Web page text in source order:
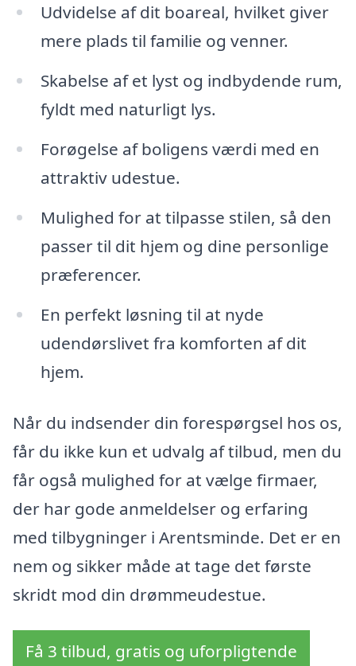
Udvidelse af dit boareal, hvilket giver
mere plads til familie og venner.
Skabelse af et lyst og indbydende rum,
fyldt med naturligt lys.
Forøgelse af boligens værdi med en
attraktiv udestue.
Mulighed for at tilpasse stilen, så den
passer til dit hjem og dine personlige
præferencer.
En perfekt løsning til at nyde
udendørslivet fra komforten af dit
hjem.
Når du indsender din forespørgsel hos os,
får du ikke kun et udvalg af tilbud, men du
får også mulighed for at vælge firmaer,
der har gode anmeldelser og erfaring
med tilbygninger i Arentsminde. Det er en
nem og sikker måde at tage det første
skridt mod din drømmeudestue.
Få 3 tilbud, gratis og uforpligtende